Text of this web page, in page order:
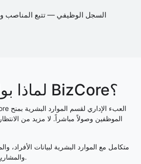
السجل الوظيفي — تتبع المناصب
لماذا بوابة موظفي BizCore؟
الموظفين وصولاً مباشراً. لا مزيد من
متكامل مع الموارد البشرية لبيانات الأفراد،
والمشاريع لجداول الأوقات والمهام.